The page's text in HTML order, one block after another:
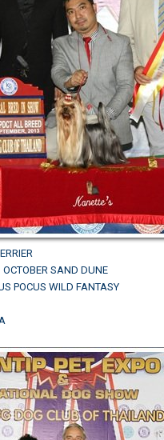
SAND DUNE
POCUS WILD FANTASY